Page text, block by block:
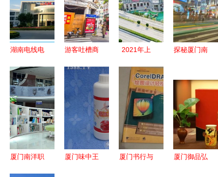
湖南电线电
洋电缆 行
业领先品牌
的高清图集
解析
游客吐槽商
业，厦门中
山路有点
冤，出厦门
南洋
2021年上
园学位空余
信息汇总，
含插班名额
与报名入
口，附厦门
南洋参考
探秘厦门南
次文化与美
食的穿越之
旅
厦门南洋职
厦门味中王
厦门书行与
厦门御品弘